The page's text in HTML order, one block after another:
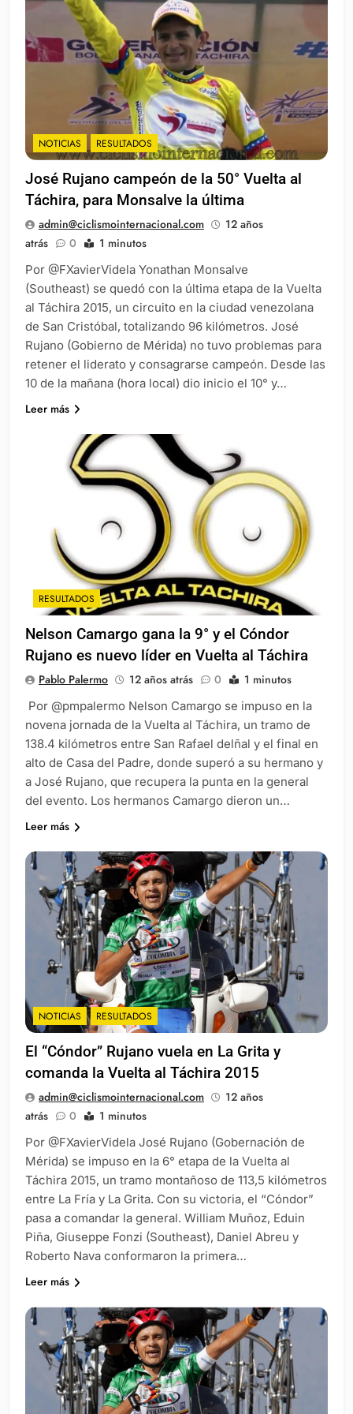
NOTICIAS RESULTADOS
José Rujano campeón de la 50° Vuelta al
Táchira, para Monsalve la última
admin@ciclismointernacional.com
12 años
atrás
0 1 minutos
Por @FXavierVidela Yonathan Monsalve
(Southeast) se quedó con la última etapa de la Vuelta
al Táchira 2015, un circuito en la ciudad venezolana
de San Cristóbal, totalizando 96 kilómetros. José
Rujano (Gobierno de Mérida) no tuvo problemas para
retener el liderato y consagrarse campeón. Desde las
10 de la mañana (hora local) dio inicio el 10° y…
Leer más
RESULTADOS
Nelson Camargo gana la 9° y el Cóndor
Rujano es nuevo líder en Vuelta al Táchira
Pablo Palermo 12 años atrás 0 1 minutos
Por @pmpalermo Nelson Camargo se impuso en la
novena jornada de la Vuelta al Táchira, un tramo de
138.4 kilómetros entre San Rafael delñal y el final en
alto de Casa del Padre, donde superó a su hermano y
a José Rujano, que recupera la punta en la general
del evento. Los hermanos Camargo dieron un…
Leer más
NOTICIAS RESULTADOS
El “Cóndor” Rujano vuela en La Grita y
comanda la Vuelta al Táchira 2015
admin@ciclismointernacional.com
12 años
atrás
0 1 minutos
Por @FXavierVidela José Rujano (Gobernación de
Mérida) se impuso en la 6° etapa de la Vuelta al
Táchira 2015, un tramo montañoso de 113,5 kilómetros
entre La Fría y La Grita. Con su victoria, el “Cóndor”
pasa a comandar la general. William Muñoz, Eduin
Piña, Giuseppe Fonzi (Southeast), Daniel Abreu y
Roberto Nava conformaron la primera…
Leer más